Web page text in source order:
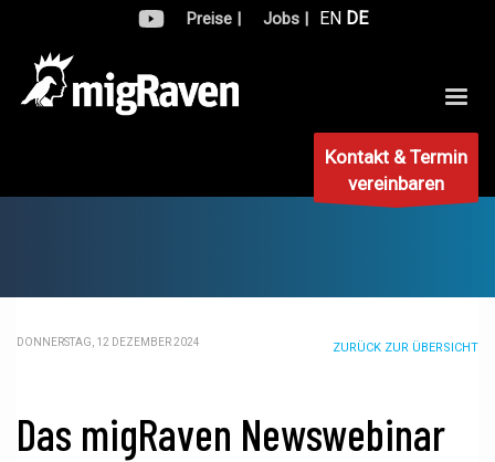
Preise | Jobs | EN DE
Kontakt & Termin
vereinbaren
ZURÜCK ZUR ÜBERSICHT
DONNERSTAG, 12 DEZEMBER 2024
Das migRaven Newswebinar